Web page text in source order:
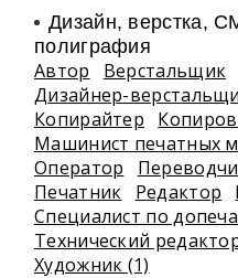
Дизайн, верстка,
полиграфия
Автор Верстальщик
Дизайнер-
Копирайтер
Машинист печатных
Оператор
Печатник
Редактор
Специалист по
Технический
Художник (1)